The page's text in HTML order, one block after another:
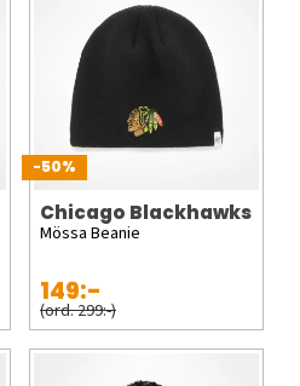
-50%
Chicago Blackhawks
Mössa Beanie
149:-
(ord. 299:-)